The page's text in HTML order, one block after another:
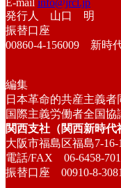
E-mail info@jrcl.jp
発行人 山口 明
振替口座
00860-4-156009 新時
編集
日本革命的共産主義
国際主義労働者全国
関西支社（関西新時代
大阪市福島区福島7-
電話/FAX 06-6458-
振替口座 00910-8-